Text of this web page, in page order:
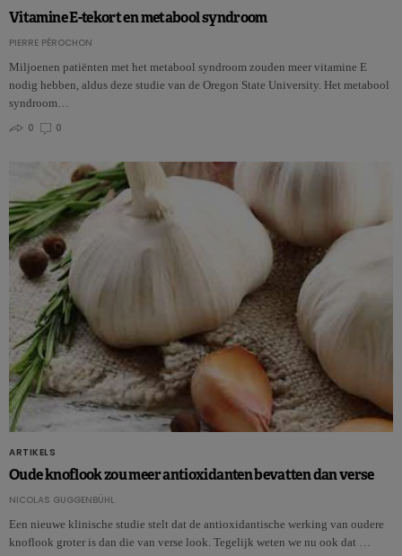
Vitamine E-tekort en metabool syndroom
PIERRE PÉROCHON
Miljoenen patiënten met het metabool syndroom zouden meer vitamine E
nodig hebben, aldus deze studie van de Oregon State University. Het metabool
syndroom…
0
0
ARTIKELS
Oude knoflook zou meer antioxidanten bevatten dan verse
NICOLAS GUGGENBÜHL
Een nieuwe klinische studie stelt dat de antioxidantische werking van oudere
knoflook groter is dan die van verse look. Tegelijk weten we nu ook dat …